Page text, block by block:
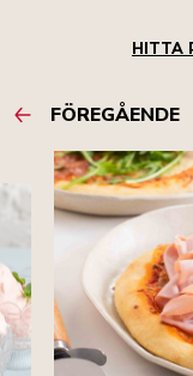
HITTA
FÖREGÅENDE